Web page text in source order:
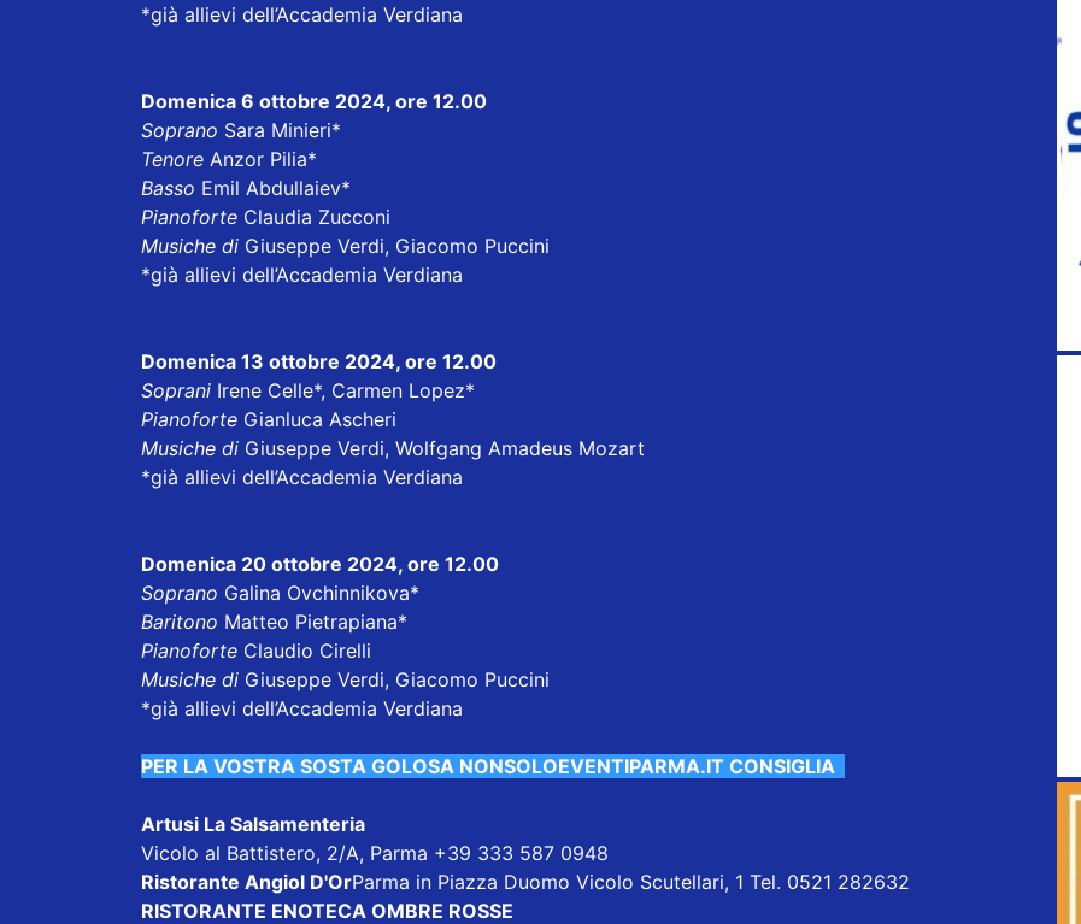
*già allievi dell’Accademia Verdiana
Domenica 6 ottobre 2024, ore 12.00
Soprano Sara Minieri*
Tenore Anzor Pilia*
Basso Emil Abdullaiev*
Pianoforte Claudia Zucconi
Musiche di Giuseppe Verdi, Giacomo Puccini
*già allievi dell’Accademia Verdiana
Domenica 13 ottobre 2024, ore 12.00
Soprani Irene Celle*, Carmen Lopez*
Pianoforte Gianluca Ascheri
Musiche di Giuseppe Verdi, Wolfgang Amadeus Mozart
*già allievi dell’Accademia Verdiana
Domenica 20 ottobre 2024, ore 12.00
Soprano Galina Ovchinnikova*
Baritono Matteo Pietrapiana*
Pianoforte Claudio Cirelli
Musiche di Giuseppe Verdi, Giacomo Puccini
*già allievi dell’Accademia Verdiana
PER LA VOSTRA SOSTA GOLOSA NONSOLOEVENTIPARMA.IT CONSIGLIA
Artusi La Salsamenteria
Vicolo al Battistero, 2/A, Parma +39 333 587 0948
Ristorante Angiol D'OrParma in Piazza Duomo Vicolo Scutellari, 1 Tel. 0521 282632
RISTORANTE ENOTECA OMBRE ROSSE